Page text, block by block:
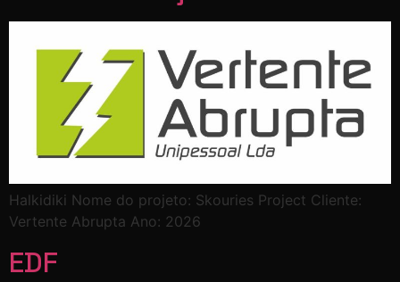
Halkidiki Nome do projeto: Skouries Project Cliente:
Vertente Abrupta Ano: 2026
EDF